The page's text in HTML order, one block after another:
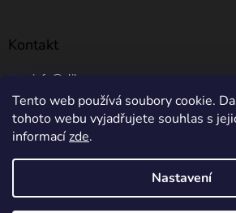
Tento web používá soubory cookie.
tohoto webu vyjadřujete souhlas s
informacízde.
Nastavení
Kontakt
info @ elibros.cz
+420 734 184 444